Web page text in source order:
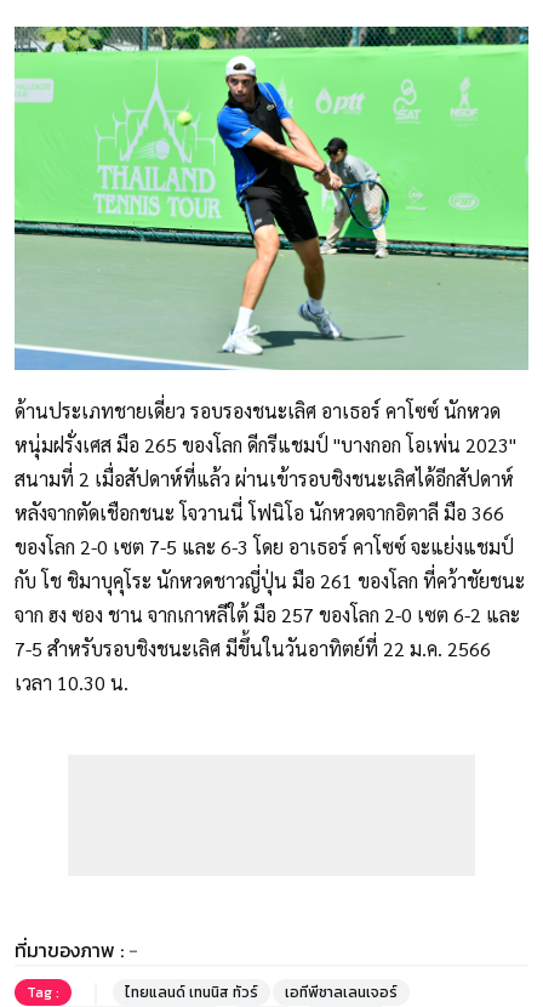
ด้านประเภทชายเดี่ยว รอบรองชนะเลิศ อาเธอร์ คาโซซ์ นักหวด
หนุ่มฝรั่งเศส มือ 265 ของโลก ดีกรีแชมป์ "บางกอก โอเพ่น 2023"
สนามที่ 2 เมื่อสัปดาห์ที่แล้ว ผ่านเข้ารอบชิงชนะเลิศได้อีกสัปดาห์
หลังจากตัดเชือกชนะ โจวานนี่ โฟนิโอ นักหวดจากอิตาลี มือ 366
ของโลก 2-0 เซต 7-5 และ 6-3 โดย อาเธอร์ คาโซซ์ จะแย่งแชมป์
กับ โช ชิมาบุคุโระ นักหวดชาวญี่ปุ่น มือ 261 ของโลก ที่คว้าชัยชนะ
จาก ฮง ซอง ชาน จากเกาหลีใต้ มือ 257 ของโลก 2-0 เซต 6-2 และ
7-5 สำหรับรอบชิงชนะเลิศ มีขึ้นในวันอาทิตย์ที่ 22 ม.ค. 2566
เวลา 10.30 น.
ที่มาของภาพ : -
Tag : ไทยแลนด์ เทนนิส ทัวร์
เอทีพีชาลเลนเจอร์